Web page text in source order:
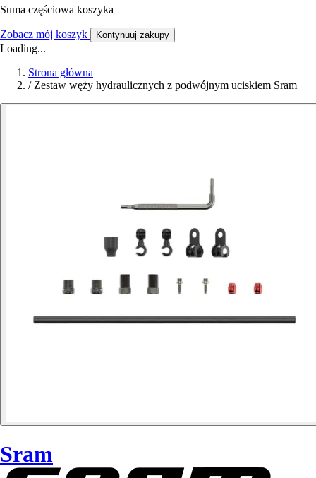
Suma częściowa koszyka
Zobacz mój koszyk Kontynuuj zakupy
Loading...
Strona główna
/ Zestaw węży hydraulicznych z podwójnym uciskiem Sram
Sram